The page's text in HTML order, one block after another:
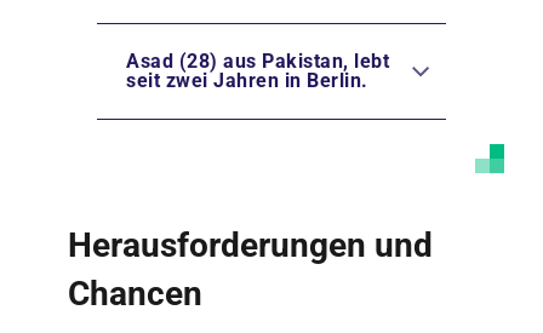
Asad (28) aus Pakistan, lebt
seit zwei Jahren in Berlin.
Herausforderungen und
Chancen